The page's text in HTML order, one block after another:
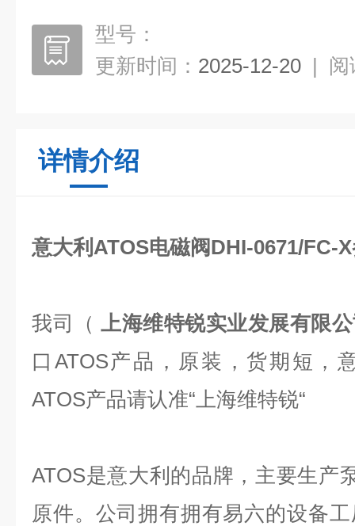
型号：
更新时间： 2025-12-20 | 阅
详情介绍
意大利ATOS电磁阀DHI-0671/FC-
我司（上海维特锐实业发展有限
口ATOS产品，原装，货期短，
ATOS产品请认准“上海维特锐“
ATOS是意大利的品牌，主要生产
原件。公司拥有拥有易六的设备